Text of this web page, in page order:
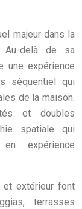
majeur dans la
Au-delà de sa
une expérience
séquentiel qui
de la maison.
et doubles
spatiale qui
expérience
et extérieur font
terrasses